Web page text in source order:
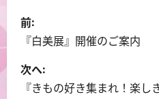
投
稿
ナ
前:
『白美展』開催のご案内
次へ:
『きもの好き集まれ！楽し